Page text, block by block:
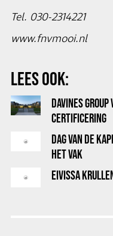
Tel. 030-2314221
www.fnvmooi.nl
LEES OOK:
DAVINES
CERTIFICERING
DAG VAN DE
HET VAK
EIVISSA